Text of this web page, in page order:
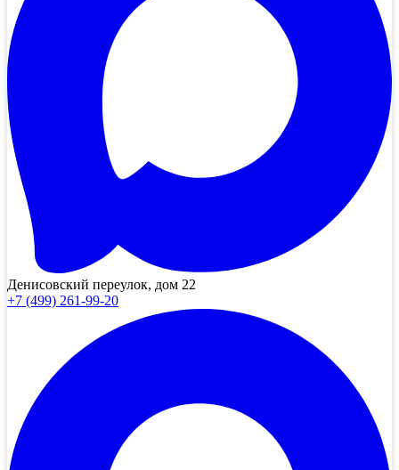
Денисовский переулок, дом 22
+7 (499) 261-99-20